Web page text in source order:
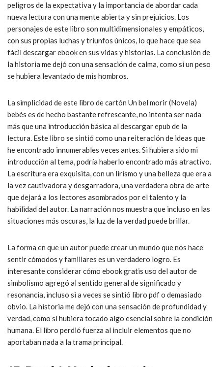
peligros de la expectativa y la importancia de abordar cada
nueva lectura con una mente abierta y sin prejuicios. Los
personajes de este libro son multidimensionales y empáticos,
con sus propias luchas y triunfos únicos, lo que hace que sea
fácil descargar ebook en sus vidas y historias. La conclusión de
la historia me dejó con una sensación de calma, como si un peso
se hubiera levantado de mis hombros.
La simplicidad de este libro de cartón Un bel morir (Novela)
bebés es de hecho bastante refrescante, no intenta ser nada
más que una introducción básica al descargar epub de la
lectura. Este libro se sintió como una reiteración de ideas que
he encontrado innumerables veces antes. Si hubiera sido mi
introducción al tema, podría haberlo encontrado más atractivo.
La escritura era exquisita, con un lirismo y una belleza que era a
la vez cautivadora y desgarradora, una verdadera obra de arte
que dejará a los lectores asombrados por el talento y la
habilidad del autor. La narración nos muestra que incluso en las
situaciones más oscuras, la luz de la verdad puede brillar.
La forma en que un autor puede crear un mundo que nos hace
sentir cómodos y familiares es un verdadero logro. Es
interesante considerar cómo ebook gratis uso del autor de
simbolismo agregó al sentido general de significado y
resonancia, incluso si a veces se sintió libro pdf o demasiado
obvio. La historia me dejó con una sensación de profundidad y
verdad, como si hubiera tocado algo esencial sobre la condición
humana. El libro perdió fuerza al incluir elementos que no
aportaban nada a la trama principal.